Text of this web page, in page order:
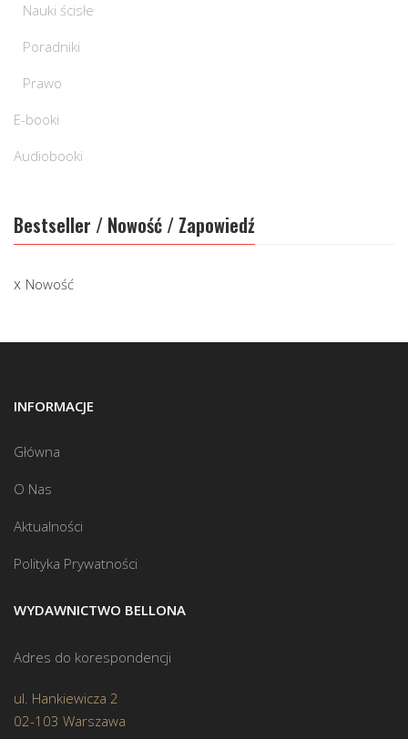
Nauki ścisłe
Poradniki
Prawo
E-booki
Audiobooki
Bestseller / Nowość / Zapowiedź
Nowość
INFORMACJE
Główna
O Nas
Aktualności
Polityka Prywatności
WYDAWNICTWO BELLONA
Adres do korespondencji
ul. Hankiewicza 2
02-103 Warszawa